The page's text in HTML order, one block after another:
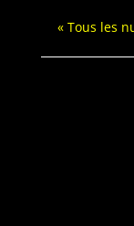
« Tous les